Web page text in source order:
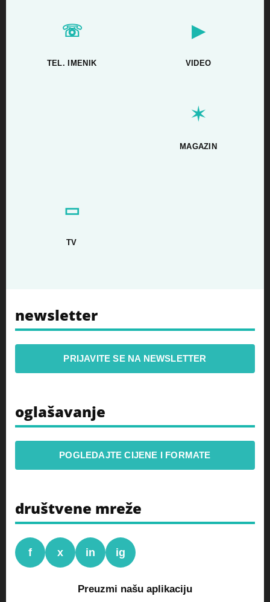
☏
TEL. IMENIK
▶
VIDEO
✶
MAGAZIN
▭
TV
newsletter
PRIJAVITE SE NA NEWSLETTER
oglašavanje
POGLEDAJTE CIJENE I FORMATE
društvene mreže
f x in ig
Preuzmi našu aplikaciju